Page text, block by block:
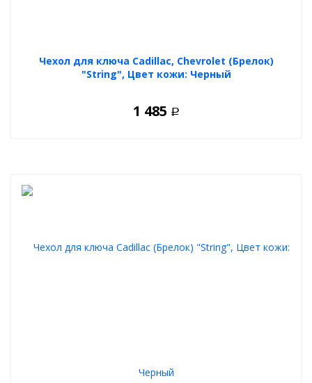
Чехол для ключа Cadillac, Chevrolet (Брелок)
"String", Цвет кожи: Черный
1 485 Р